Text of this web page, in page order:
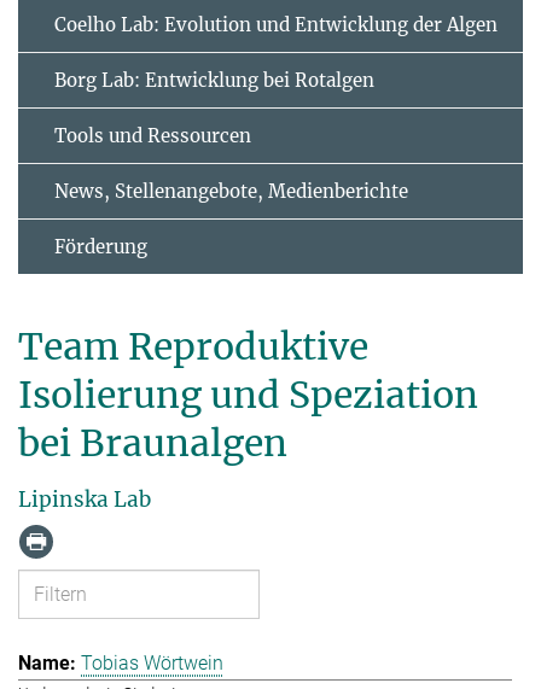
Coelho Lab: Evolution und Entwicklung der Algen
Borg Lab: Entwicklung bei Rotalgen
Tools und Ressourcen
News, Stellenangebote, Medienberichte
Förderung
Team Reproduktive
Isolierung und Speziation
bei Braunalgen
Lipinska Lab
Tobias Wörtwein